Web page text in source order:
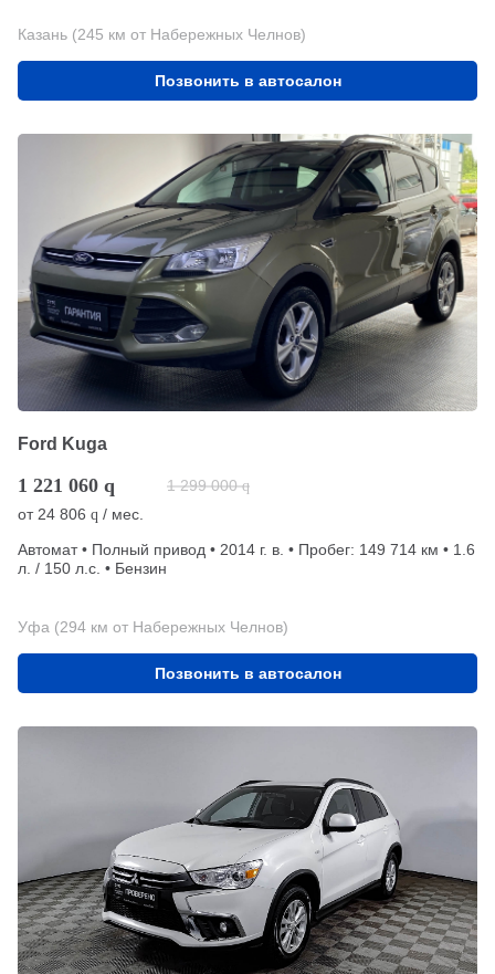
Казань (245 км от Набережных Челнов)
Позвонить в автосалон
Ford Kuga
1 221 060 q 1 299 000 q
от 24 806 q / мес.
Автомат • Полный привод • 2014 г. в. • Пробег: 149 714 км • 1.6
л. / 150 л.с. • Бензин
Уфа (294 км от Набережных Челнов)
Позвонить в автосалон